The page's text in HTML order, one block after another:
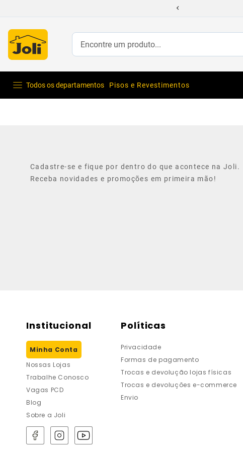
Encontre um produto...
Todos os departamentos Pisos e Revestimentos
Cadastre-se e fique por dentro do que acontece na Joli.
Receba novidades e promoções em primeira mão!
Institucional
Minha Conta
Nossas Lojas
Trabalhe Conosco
Vagas PCD
Blog
Sobre a Joli
Políticas
Privacidade
Formas de pagamento
Trocas e devolução lojas físicas
Trocas e devoluções e-commerce
Envio